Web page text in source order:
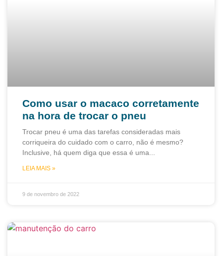
Como usar o macaco corretamente
na hora de trocar o pneu
Trocar pneu é uma das tarefas consideradas mais
corriqueira do cuidado com o carro, não é mesmo?
Inclusive, há quem diga que essa é uma
LEIA MAIS »
9 de novembro de 2022